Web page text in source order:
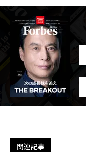
関連記事